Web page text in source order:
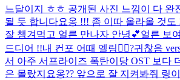
느달이지 ㅎㅎ 공개된 사진 느낌이 다 완
될 듯 합니다요옹 !!! 좀 이따 올라올 것도
잘 챙겨먹고 얼른 만나자 안녕💕얼른 보
드디어 !!내 컨포 어때 엘링❤️‍🔥?귀찮음
서 아주 서프라이즈 폭탄이당 OST 보다
은 몰랐지요옹?? 앞으로 잘 지켜봐줘 링